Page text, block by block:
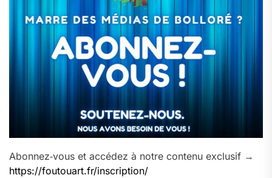
Abonnez‑vous et accédez à notre contenu exclusif →
https://foutouart.fr/inscription/